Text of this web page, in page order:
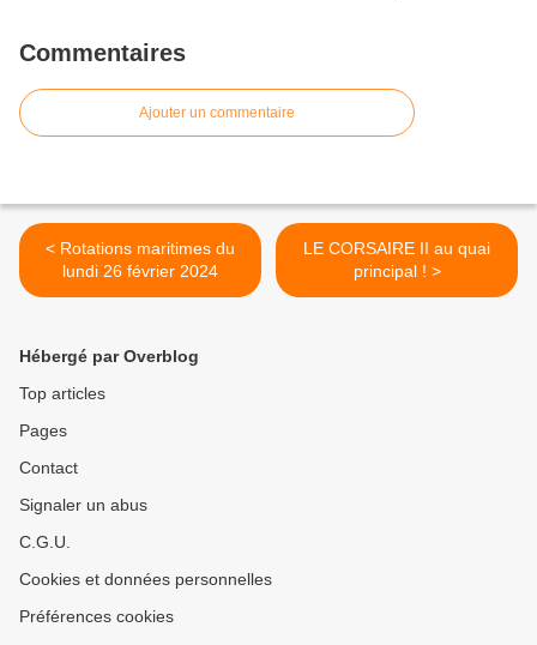
Commentaires
Ajouter un commentaire
< Rotations maritimes du
lundi 26 février 2024
LE CORSAIRE II au quai
principal ! >
Hébergé par Overblog
Top articles
Pages
Contact
Signaler un abus
C.G.U.
Cookies et données personnelles
Préférences cookies